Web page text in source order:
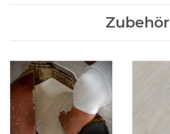
Zubehör